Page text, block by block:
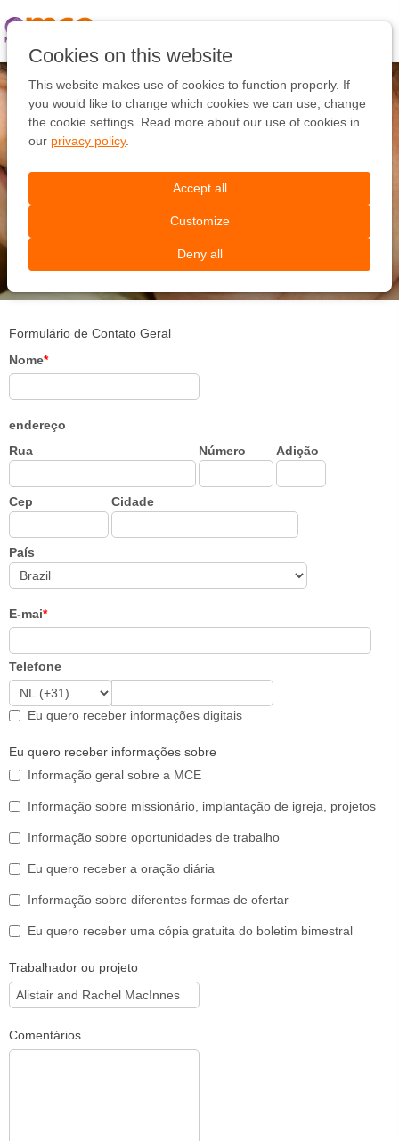
Cookies on this website
This website makes use of cookies to function properly. If
you would like to change which cookies we can use, change
the cookie settings. Read more about our use of cookies in
our privacy policy.
Accept all
Customize
Deny all
link
para
conteúdo
para
navegação
Fale conosco!
certas para você
Formulário de Contato Geral
Nome*
endereço
Rua
Número Adição
Cep Cidade
País
E-mai*
Telefone
Eu quero receber informações digitais
Eu quero receber informações sobre
Informação geral sobre a MCE
Informação sobre missionário, implantação de igreja, projetos
Informação sobre oportunidades de trabalho
Eu quero receber a oração diária
Informação sobre diferentes formas de ofertar
Eu quero receber uma cópia gratuita do boletim bimestral
Trabalhador ou projeto
Comentários